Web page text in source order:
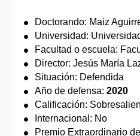
Doctorando: Maiz
Universidad:
Facultad o escuela:
Director: Jesús María
Situación: Defendida
Año de defensa: 2020
Calificación:
Internacional: No
Premio Extraordinario